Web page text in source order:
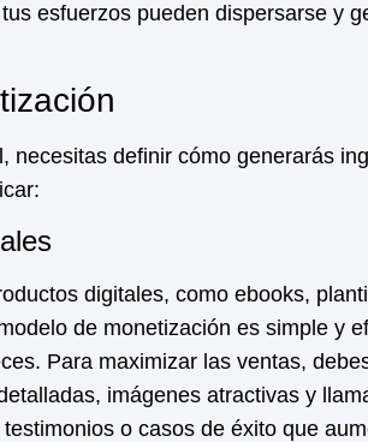
esfuerzos pueden dispersarse y
necesitas definir cómo generarás
digitales, como ebooks,
de monetización es simple y
Para maximizar las ventas,
imágenes atractivas y
o casos de éxito que